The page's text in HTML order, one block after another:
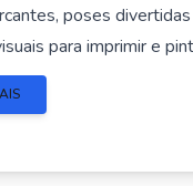
poses
para imprimir e